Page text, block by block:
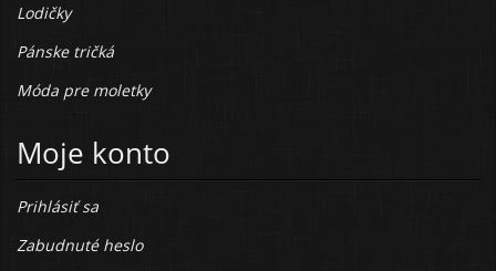
Lodičky
Pánske tričká
Móda pre moletky
Moje konto
Prihlásiť sa
Zabudnuté heslo